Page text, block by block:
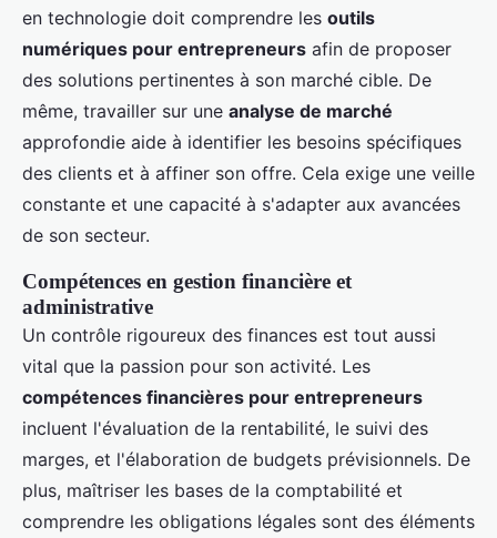
en technologie doit comprendre les outils
numériques pour entrepreneurs afin de proposer
des solutions pertinentes à son marché cible. De
même, travailler sur une analyse de marché
approfondie aide à identifier les besoins spécifiques
des clients et à affiner son offre. Cela exige une veille
constante et une capacité à s'adapter aux avancées
de son secteur.
Compétences en gestion financière et
administrative
Un contrôle rigoureux des finances est tout aussi
vital que la passion pour son activité. Les
compétences financières pour entrepreneurs
incluent l'évaluation de la rentabilité, le suivi des
marges, et l'élaboration de budgets prévisionnels. De
plus, maîtriser les bases de la comptabilité et
comprendre les obligations légales sont des éléments